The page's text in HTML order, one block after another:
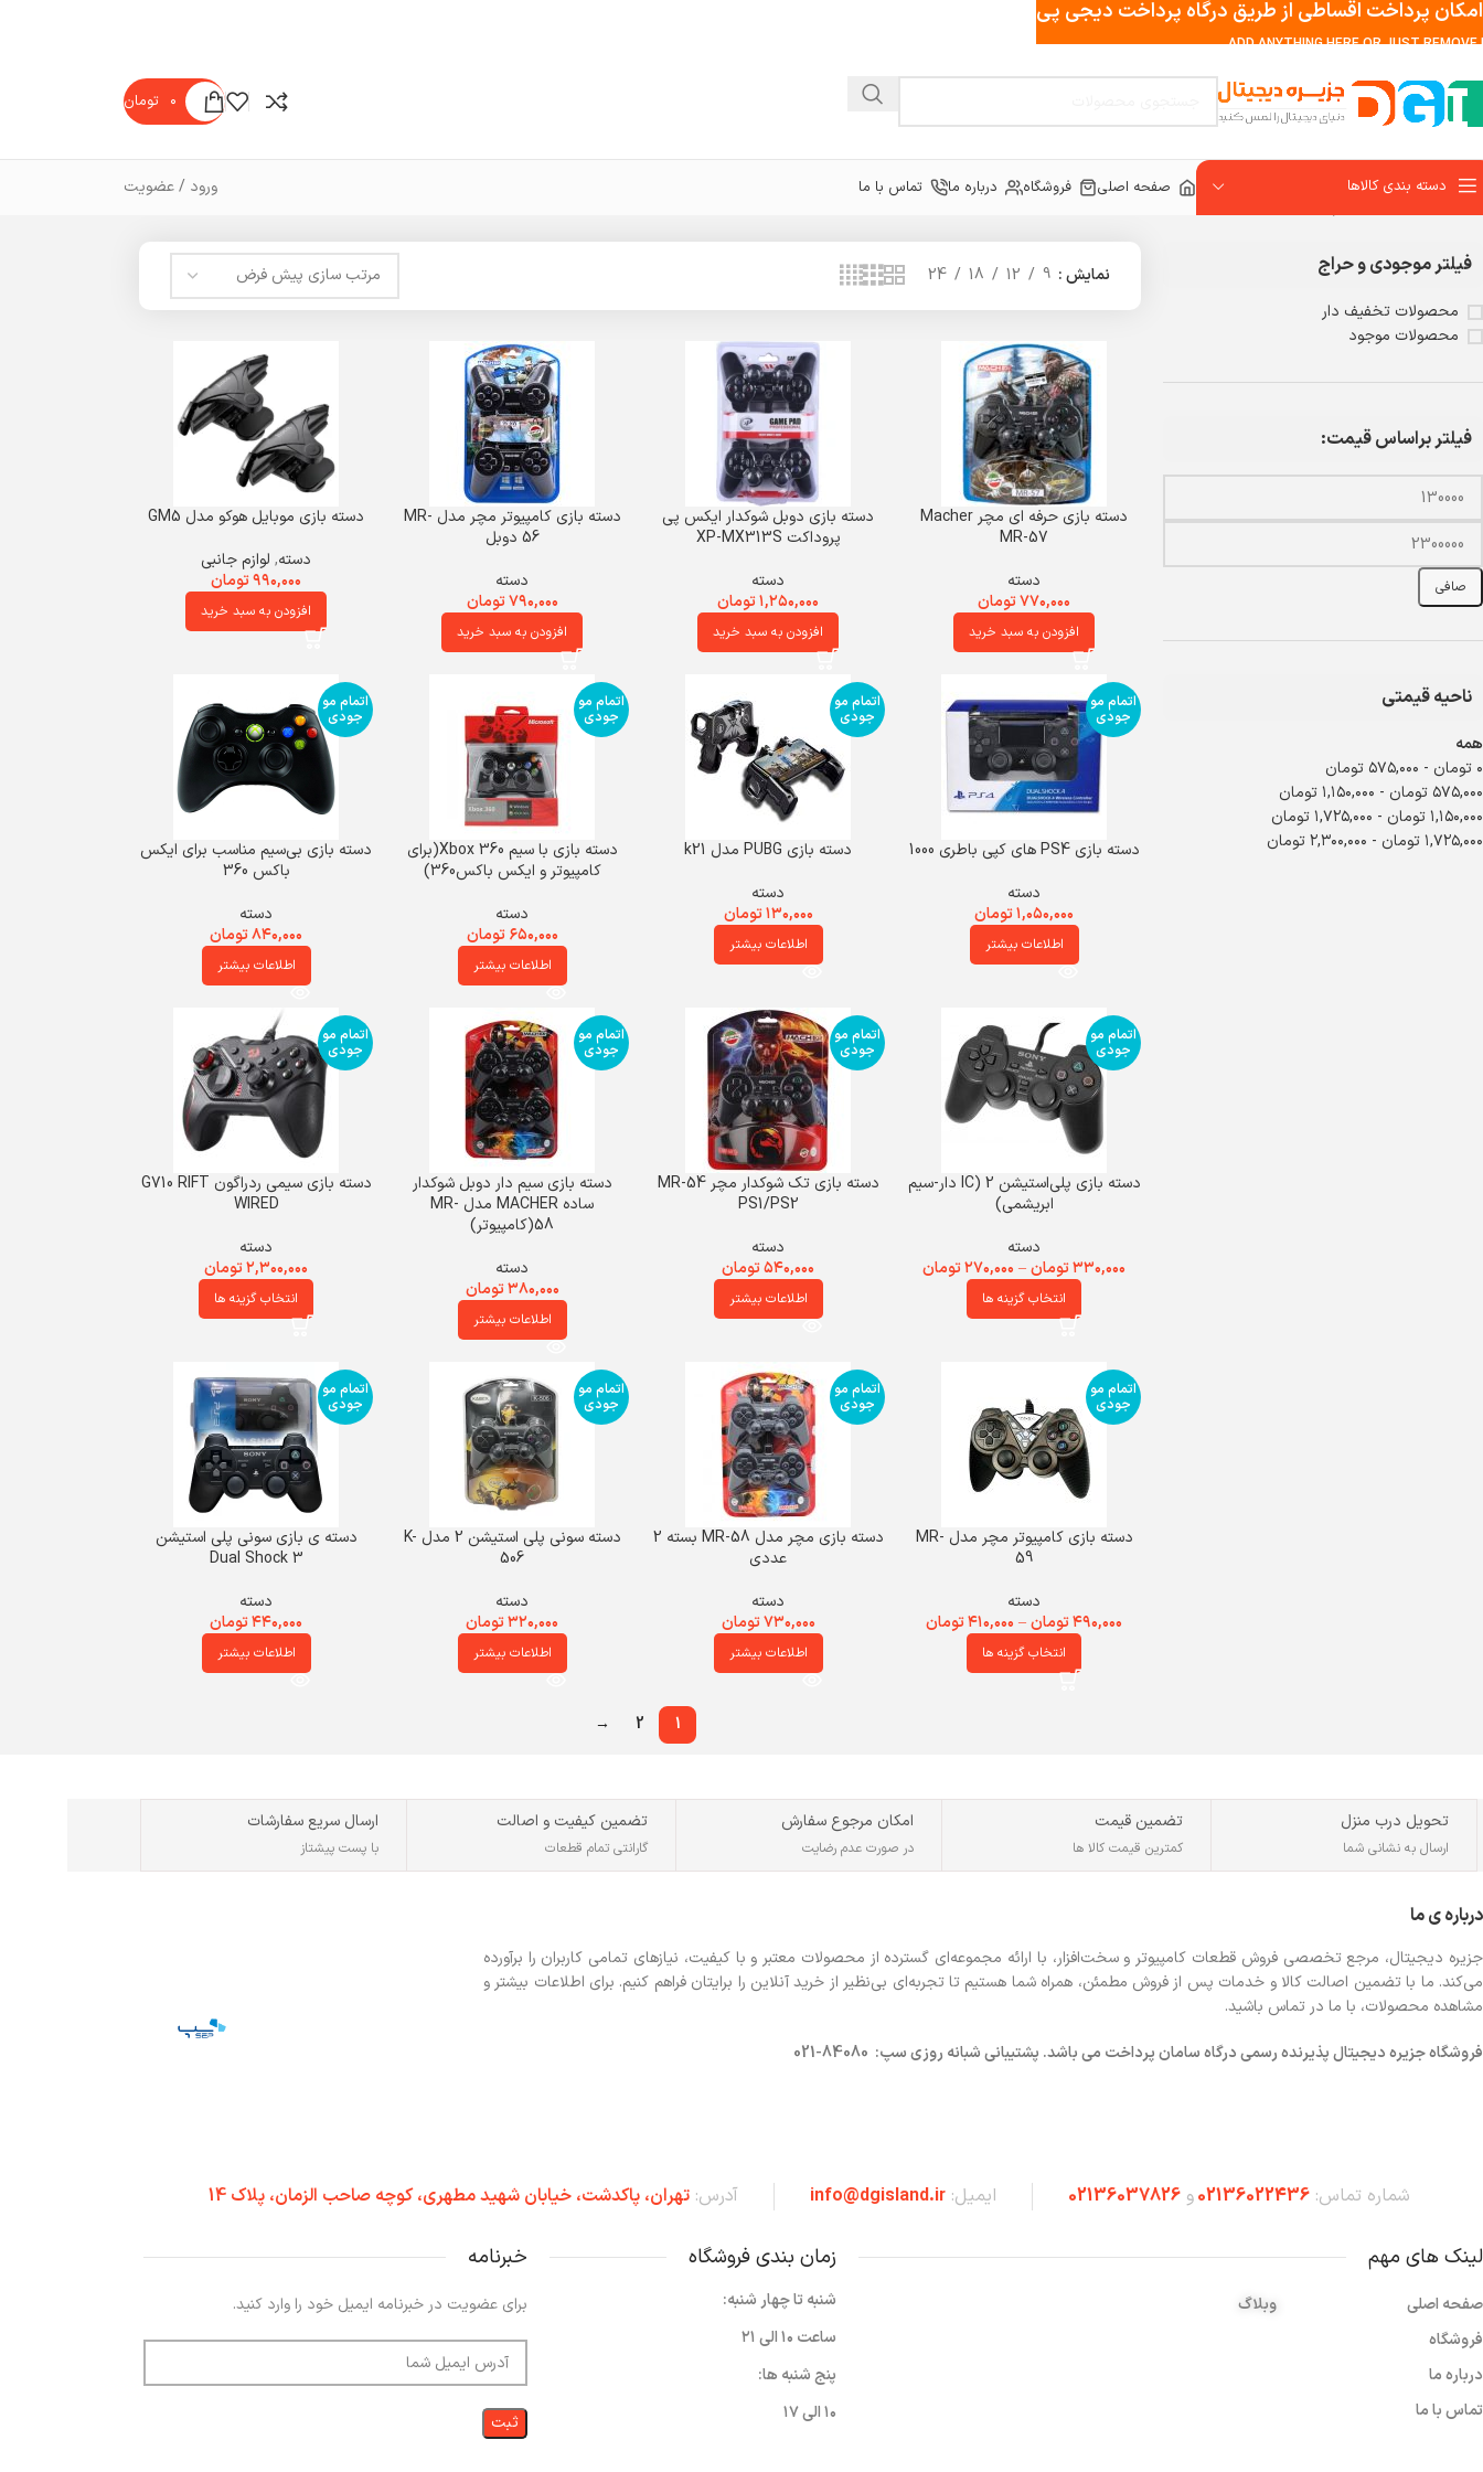
ADD ANYTHING HERE OR JUST REMOVE
۰ تومان
دسته بندی کالاها صفحه اصلی فروشگاه درباره ما تماس با ما ورود / عضویت
فیلتر موجودی و حراج
محصولات تخفیف دار
محصولات موجود
فیلتر براساس قیمت:
صافی
ناحیه قیمتی
همه
۰ تومان - ۵۷۵,۰۰۰ تومان
۵۷۵,۰۰۰ تومان - ۱,۱۵۰,۰۰۰تومان
۱,۱۵۰,۰۰۰تومان - ۱,۷۲۵,۰۰۰تومان
۱,۷۲۵,۰۰۰تومان - ۲,۳۰۰,۰۰۰تومان
نمایش 9
12
18
24
دسته بازی حرفه ای مچر Macher
MR-57
دسته
۷۷۰,۰۰۰تومان
افزودن به سبد خرید
دسته بازی دوبل شوکدار ایکس پی
پروداکت XP-MX313S
دسته
۱,۲۵۰,۰۰۰تومان
افزودن به سبد خرید
دسته بازی کامپیوتر مچر مدل MR-
56 دوبل
دسته
۷۹۰,۰۰۰تومان
افزودن به سبد خرید
دسته بازی موبایل هوکو مدل GM5
دسته, لوازم جانبی
۹۹۰,۰۰۰تومان
افزودن به سبد خرید
اتمام مو
جودی
دسته بازی PS4 های کپی باطری 1000
دسته
۱,۰۵۰,۰۰۰تومان
اطلاعات بیشتر
اتمام مو
جودی
دسته بازی PUBG مدل k21
دسته
۱۳۰,۰۰۰تومان
اطلاعات بیشتر
اتمام مو
جودی
دسته بازی با سیم Xbox 360(برای
کامپیوتر و ایکس باکس360)
دسته
۶۵۰,۰۰۰ تومان
اطلاعات بیشتر
اتمام مو
جودی
دسته بازی بی‌سیم مناسب برای ایکس
باکس 360
دسته
۸۴۰,۰۰۰تومان
اطلاعات بیشتر
اتمام مو
جودی
دسته بازی پلی‌استیشن 2 (IC دار-سیم
ابریشمی)
دسته
۳۳۰,۰۰۰تومان– ۲۷۰,۰۰۰تومان
انتخاب گزینه ها
اتمام مو
جودی
دسته بازی تک شوکدار مچر MR-54
PS1/PS2
دسته
۵۴۰,۰۰۰تومان
اطلاعات بیشتر
اتمام مو
جودی
دسته بازی سیم دار دوبل شوکدار
ساده MACHER مدل MR-
58(کامپیوتر)
دسته
۳۸۰,۰۰۰تومان
اطلاعات بیشتر
اتمام مو
جودی
دسته بازی سیمی ردراگون G710 RIFT
WIRED
دسته
۲,۳۰۰,۰۰۰تومان
انتخاب گزینه ها
اتمام مو
جودی
دسته بازی کامپیوتر مچر مدل MR-
59
دسته
۴۹۰,۰۰۰تومان– ۴۱۰,۰۰۰تومان
انتخاب گزینه ها
اتمام مو
جودی
دسته بازی مچر مدل MR-58 بسته 2
عددی
دسته
۷۳۰,۰۰۰تومان
اطلاعات بیشتر
اتمام مو
جودی
دسته سونی پلی استیشن 2 مدل K-
506
دسته
۳۲۰,۰۰۰تومان
اطلاعات بیشتر
اتمام مو
جودی
دسته ی بازی سونی پلی استیشن
Dual Shock 3
دسته
۴۴۰,۰۰۰تومان
اطلاعات بیشتر
1
2
→
تحویل درب منزل
ارسال به نشانی شما
تضمین قیمت
کمترین قیمت کالا ها
امکان مرجوع سفارش
در صورت عدم رضایت
تضمین کیفیت و اصالت
گارانتی تمام قطعات
ارسال سریع سفارشات
با پست پیشتاز
درباره ی ما
جزیره دیجیتال، مرجع تخصصی فروش قطعات کامپیوتر و سخت‌افزار، با ارائه مجموعه‌ای گسترده از محصولات معتبر و با کیفیت، نیازهای تمامی کاربران را برآورده
می‌کند. ما با تضمین اصالت کالا و خدمات پس از فروش مطمئن، همراه شما هستیم تا تجربه‌ای بی‌نظیر از خرید آنلاین را برایتان فراهم کنیم. برای اطلاعات بیشتر و
مشاهده محصولات، با ما در تماس باشید.
فروشگاهجزیره دیجیتال پذیرنده رسمی درگاه سامان پرداخت می باشد. پشتیبانی شبانه روزی سپ: 84080-021
شماره تماس:02136022436و02136037826 ایمیل:info@dgisland.ir آدرس:تهران،‌ پاکدشت، خیابان شهید مطهری، کوچه صاحب الزمان، پلاک 14
لینک های مهم
صفحه اصلی
فروشگاه
درباره ما
تماس با ما
وبلاگ
زمان بندی فروشگاه
شنبه تا چهار شنبه:
ساعت ۱۰ الی ۲۱
پنج شنبه ها:
۱۰ الی ۱۷
خبرنامه
برای عضویت در خبرنامه ایمیل خود را وارد کنید.
امکان پرداخت اقساطی از طریق درگاه پرداخت دیجی پی